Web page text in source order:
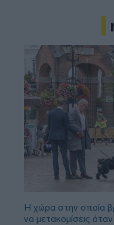
Η χώρα στην οποία
να μετακομίσεις